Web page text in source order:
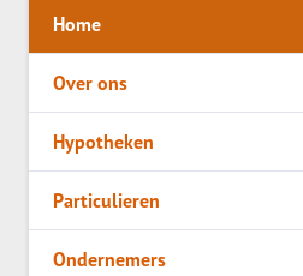
Home
Over ons
Hypotheken
Particulieren
Ondernemers